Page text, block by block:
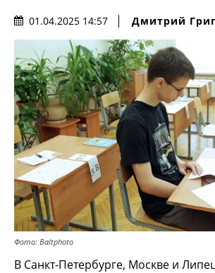
01.04.2025 14:57 Дмитрий
Фото: Baltphoto
В Санкт-Петербурге, Москве и